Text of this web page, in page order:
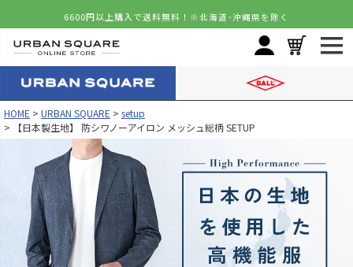
6600円以上購入で送料無料！ ※北海道･沖縄県を除く
HOME URBAN SQUARE
setup
【日本製生地】 防シワノーアイロン メッシュ総柄 SETUP